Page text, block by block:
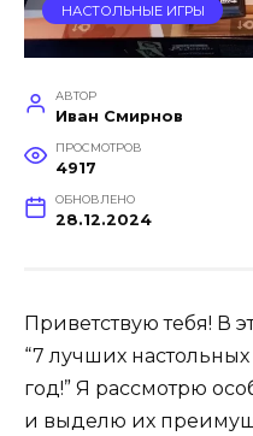
НАСТОЛЬНЫЕ ИГРЫ
АВТОР
Иван Смирнов
ПРОСМОТРОВ
4917
ОБНОВЛЕНО
28.12.2024
Приветствую тебя! В
“7 лучших
год!” Я рассмотрю
и выделю их